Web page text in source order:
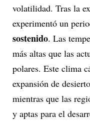
volatilidad. Tras la
experimentó un
sostenido. Las
más altas que las
polares. Este clima
expansión de
mientras que las
y aptas para el